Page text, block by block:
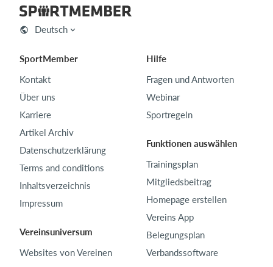
Deutsch
SportMember
Kontakt
Über uns
Karriere
Artikel Archiv
Datenschutzerklärung
Terms and conditions
Inhaltsverzeichnis
Impressum
Vereinsuniversum
Websites von Vereinen
Hilfe
Fragen und Antworten
Webinar
Sportregeln
Funktionen auswählen
Trainingsplan
Mitgliedsbeitrag
Homepage erstellen
Vereins App
Belegungsplan
Verbandssoftware